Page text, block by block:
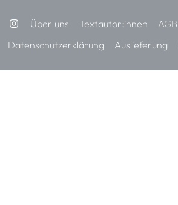
Über uns Textautor:innen AGB
Datenschutzerklärung
Auslieferung